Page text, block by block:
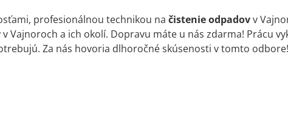
profesionálnou technikou na čistenie odpadovv
Vajnoroch a ich okolí. Dopravu máte u nás zdarma! Prácu
Za nás hovoria dlhoročné skúsenosti v tomto odbore!